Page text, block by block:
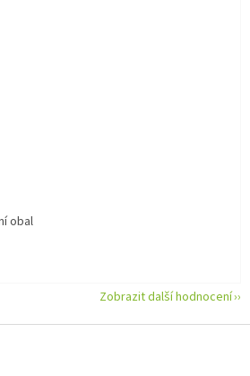
obchodu je 5 z 5 hvězdiček.
obchodu je 5 z 5 hvězdiček.
obal
Zobrazit další hodnocení